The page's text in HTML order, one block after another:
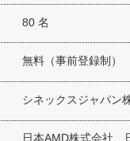
80 名
無料（事前登録制）
シネックスジャパン
日本AMD株式会社、